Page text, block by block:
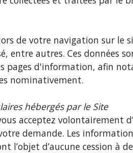
de votre navigation sur le
entre autres. Ces données
pages d'information, afin
nominativement.
hébergés par le Site
acceptez volontairement
demande. Les
l’objet d’aucune cession à